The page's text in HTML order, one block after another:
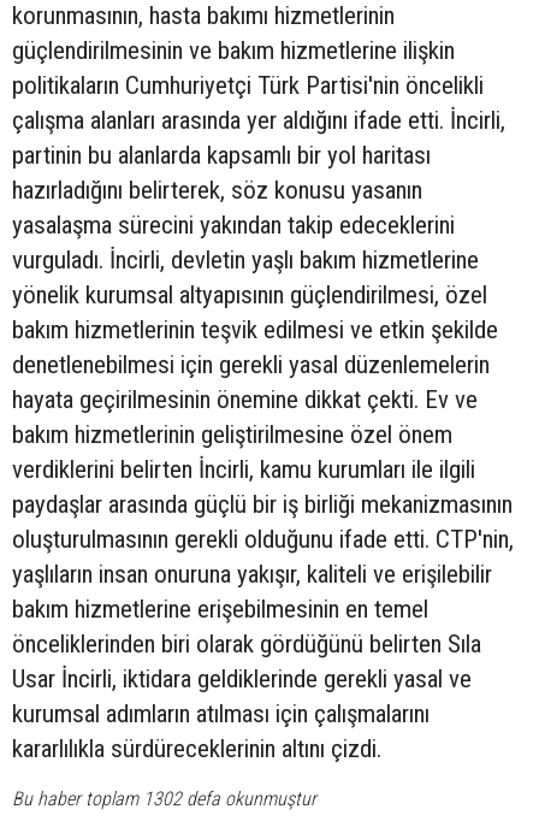
korunmasının, hasta bakımı hizmetlerinin
güçlendirilmesinin ve bakım hizmetlerine ilişkin
politikaların Cumhuriyetçi Türk Partisi'nin öncelikli
çalışma alanları arasında yer aldığını ifade etti. İncirli,
partinin bu alanlarda kapsamlı bir yol haritası
hazırladığını belirterek, söz konusu yasanın
yasalaşma sürecini yakından takip edeceklerini
vurguladı. İncirli, devletin yaşlı bakım hizmetlerine
yönelik kurumsal altyapısının güçlendirilmesi, özel
bakım hizmetlerinin teşvik edilmesi ve etkin şekilde
denetlenebilmesi için gerekli yasal düzenlemelerin
hayata geçirilmesinin önemine dikkat çekti. Ev ve
bakım hizmetlerinin geliştirilmesine özel önem
verdiklerini belirten İncirli, kamu kurumları ile ilgili
paydaşlar arasında güçlü bir iş birliği mekanizmasının
oluşturulmasının gerekli olduğunu ifade etti. CTP'nin,
yaşlıların insan onuruna yakışır, kaliteli ve erişilebilir
bakım hizmetlerine erişebilmesinin en temel
önceliklerinden biri olarak gördüğünü belirten Sıla
Usar İncirli, iktidara geldiklerinde gerekli yasal ve
kurumsal adımların atılması için çalışmalarını
kararlılıkla sürdüreceklerinin altını çizdi.
Bu haber toplam 1302 defa okunmuştur